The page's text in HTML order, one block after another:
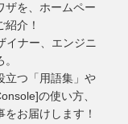
ザを、ホームペー
介！
イナー、エンジニ
立つ「用語集」や
の使い方、
お届けします！